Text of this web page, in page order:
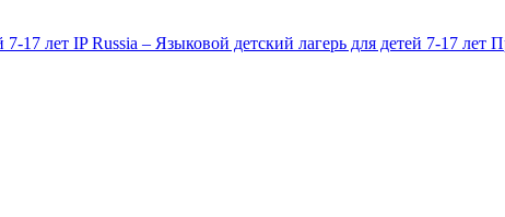
IP Russia – Языковой детский лагерь для детей 7-17 лет